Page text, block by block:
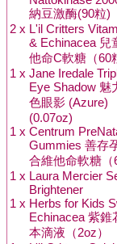
納豆激酶(90粒)
2 x L'il Critters
& Echinacea 兒
他命C軟糖（60
1 x Jane Iredale
Eye Shadow 魅
色眼影 (Azure)
(0.07oz)
1 x Centrum
Gummies 善存
合維他命軟糖（
1 x Laura Mercier
Brightener
1 x Herbs for Kids
Echinacea 紫錐
本滴液（2oz）